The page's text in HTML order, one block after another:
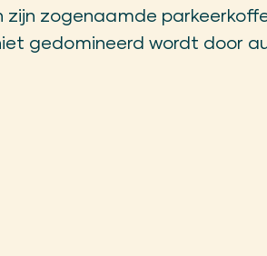
zijn zogenaamde
gedomineerd wordt door